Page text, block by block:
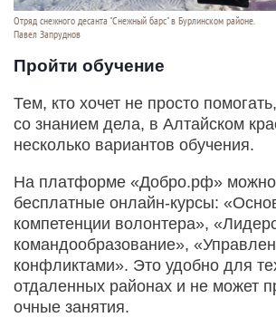
Отряд снежного десанта "Снежный барс" в Бурлинском районе.
Павел Запруднов
Пройти обучение
Тем, кто хочет не просто
со знанием дела, в Алтайском
несколько вариантов обучения.
На платформе «Добро.рф» можно
бесплатные онлайн-курсы:
компетенции волонтера»,
командообразование»,
конфликтами». Это удобно для
отдаленных районах и не может
очные занятия.